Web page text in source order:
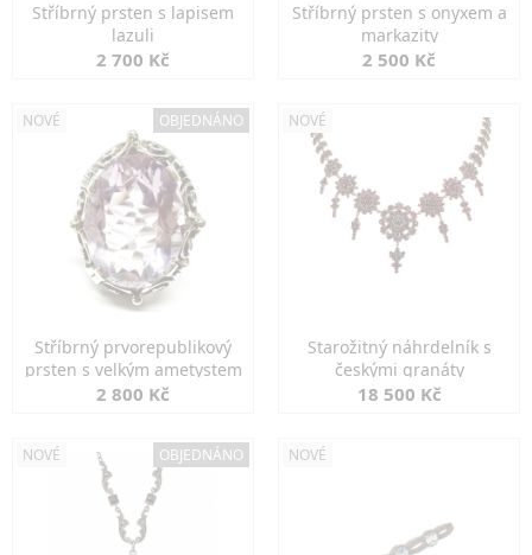
Stříbrný prsten s lapisem
lazuli
2 700 Kč
Stříbrný prsten s onyxem a
markazity
2 500 Kč
NOVÉ OBJEDNÁNO
Stříbrný prvorepublikový
prsten s velkým ametystem
2 800 Kč
NOVÉ
Starožitný náhrdelník s
českými granáty
18 500 Kč
NOVÉ OBJEDNÁNO NOVÉ